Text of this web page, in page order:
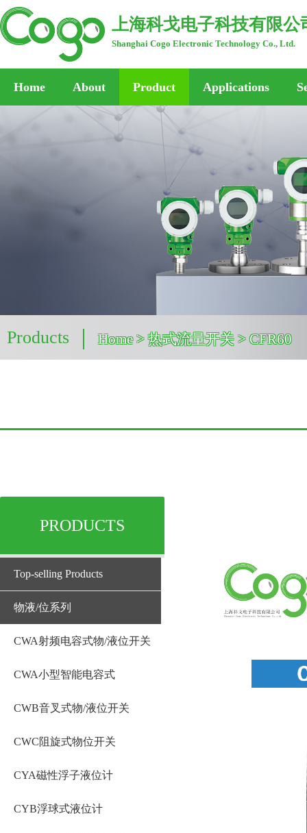
上海科戈电子科技有限公
Shanghai Cogo Electronic Technology Co., Ltd.
Home About Product Applications
Products Home> 热式流量开关 > CFR60
PRODUCTS
Top-selling Products
物液/位系列
CWA射频电容式物/液位开关
CWA小型智能电容式
CWB音叉式物/液位开关
CWC阻旋式物位开关
CYA磁性浮子液位计
CYB浮球式液位计